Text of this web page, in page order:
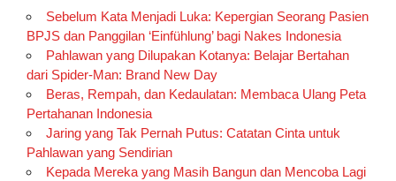
Sebelum Kata Menjadi Luka: Kepergian Seorang Pasien
BPJS dan Panggilan ‘Einfühlung’ bagi Nakes Indonesia
Pahlawan yang Dilupakan Kotanya: Belajar Bertahan
dari Spider-Man: Brand New Day
Beras, Rempah, dan Kedaulatan: Membaca Ulang Peta
Pertahanan Indonesia
Jaring yang Tak Pernah Putus: Catatan Cinta untuk
Pahlawan yang Sendirian
Kepada Mereka yang Masih Bangun dan Mencoba Lagi